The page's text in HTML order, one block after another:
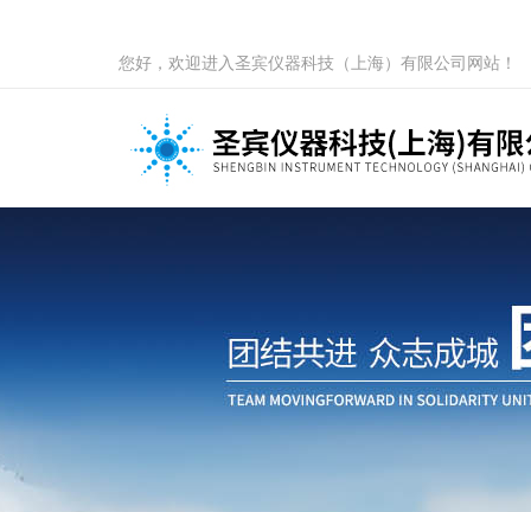
您好，欢迎进入圣宾仪器科技（上海）有限公司网站！